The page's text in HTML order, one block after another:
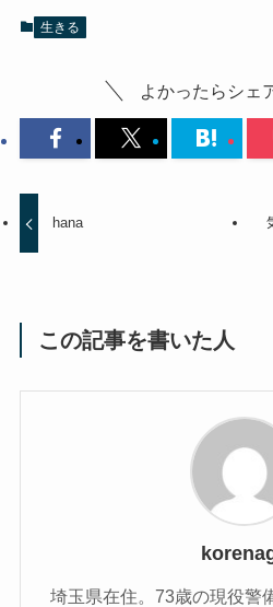
生きる
よかったらシェ
hana
この記事を書いた人
埼玉県在住。73歳の現役警